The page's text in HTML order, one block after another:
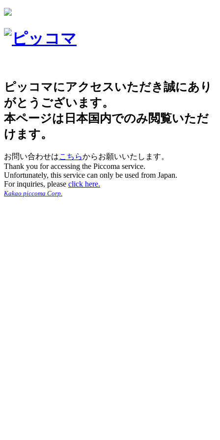
ピッコマにアクセスいただき誠にあり
がとうございます。
本ページは日本国内でのみ閲覧いただ
けます。
お問い合わせはこちらからお願いいたします。
Thank you for accessing the Piccoma service.
Unfortunately, this service can only be used from Japan.
For inquiries, please click here.
Kakao piccoma Corp.